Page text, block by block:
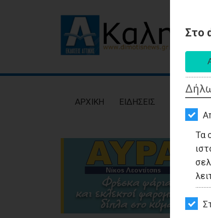
Στο
Τα
ΕΙΔΗΣΕΙΣ
ΑΘΛΗΤΙΣΜΟΣ
ΠΟΛΙΤΙΣΜΟΣ
AΡΧΙΚΗ ΕΙΔΗΣΕΙΣ